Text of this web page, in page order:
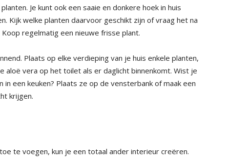
Je kunt ook een saaie en donkere hoek in huis
Kijk welke planten daarvoor geschikt zijn of vraag het na
regelmatig een nieuwe frisse plant.
Plaats op elke verdieping van je huis enkele planten,
aloë vera op het toilet als er daglicht binnenkomt. Wist je
een keuken? Plaats ze op de vensterbank of maak een
krijgen.
te voegen, kun je een totaal ander interieur creëren.